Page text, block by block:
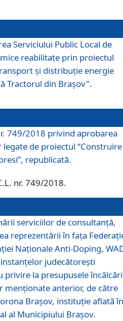
Serviciului Public Local de
reabilitate prin proiectul
şi distribuţie energie
Tractorul din Braşov".
749/2018 privind aprobarea
de proiectul “Construire
republicată.
nr. 749/2018.
serviciilor de consultanță,
reprezentării în fața
Naționale Anti-Doping,
judecătorești
privire la presupusele
anterior, de către
Braşov, instituție aflată în
al Municipiului Brașov.